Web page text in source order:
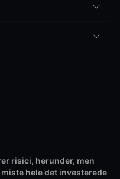
risici, herunder, men
hele det investerede